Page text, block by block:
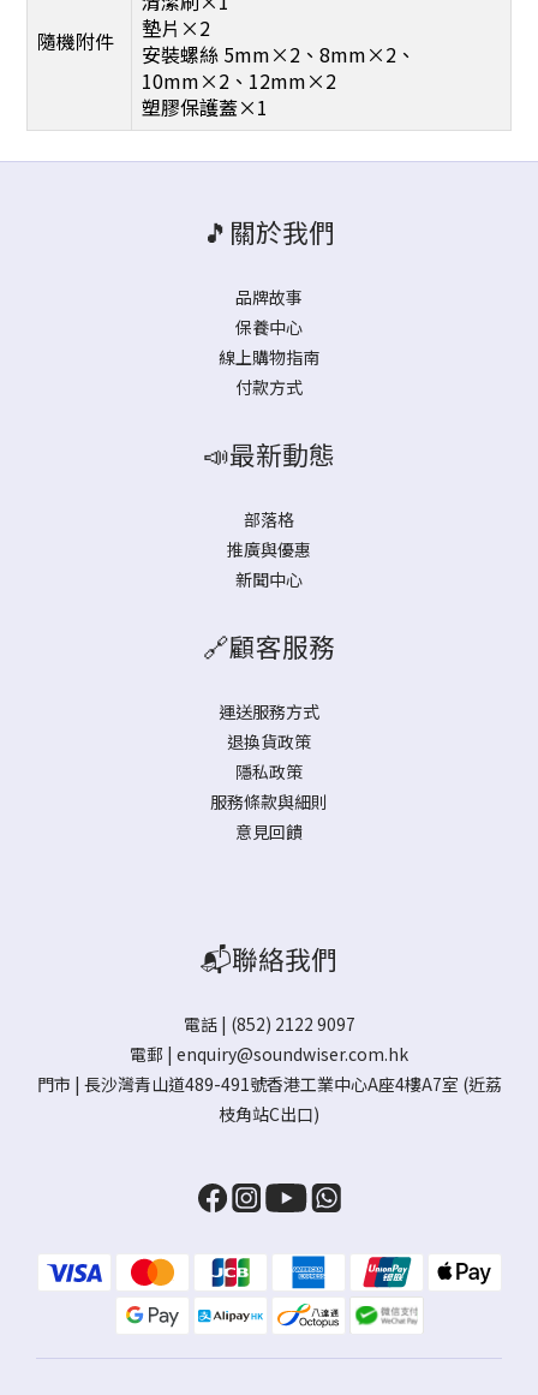
隨機附件
墊片×2
安裝螺絲 5mm×2、8mm×2、
10mm×2、12mm×2
塑膠保護蓋×1
🎵關於我們
品牌故事
保養中心
線上購物指南
付款方式
📣最新動態
部落格
推廣與優惠
新聞中心
🔗顧客服務
運送服務方式
退換貨政策
隱私政策
服務條款與細則
意見回饋
📬聯絡我們
電話 | (852) 2122 9097
電郵 | enquiry@soundwiser.com.hk
門市 | 長沙灣青山道489-491號香港工業中心A座4樓A7室 (近荔
枝角站C出口)